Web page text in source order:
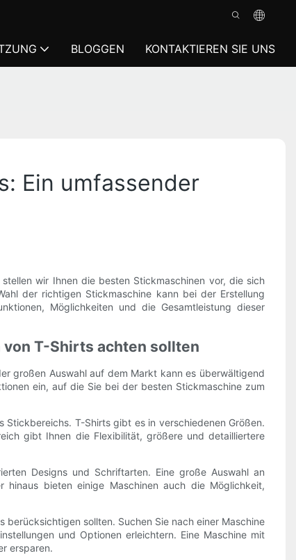
BLOGGEN KONTAKTIEREN SIE UNS
Ein umfassender
wir Ihnen die besten Stickmaschinen vor, die sich
der richtigen Stickmaschine kann bei der Erstellung
Möglichkeiten und die Gesamtleistung dieser
T-Shirts achten sollten
großen Auswahl auf dem Markt kann es überwältigend
ein, auf die Sie bei der besten Stickmaschine zum
T-Shirts gibt es in verschiedenen Größen.
gibt Ihnen die Flexibilität, größere und detailliertere
Designs und Schriftarten. Eine große Auswahl an
hinaus bieten einige Maschinen auch die Möglichkeit,
sollten. Suchen Sie nach einer Maschine
und Optionen erleichtern. Eine Maschine mit
ersparen.